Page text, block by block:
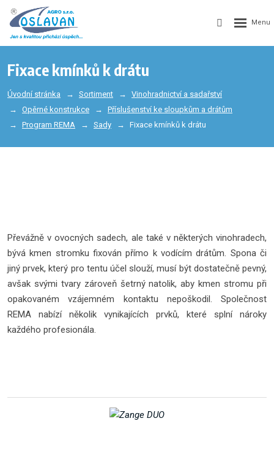
Fixace kmínků k drátu
Úvodní stránka Sortiment
Vinohradnictví a sadařství
Opěrné konstrukce
Příslušenství ke sloupkům a drátům
Program REMA
Sady Fixace kmínků k drátu
Převážně v ovocných sadech, ale také v některých vinohradech,
bývá kmen stromku fixován přímo k vodícím drátům. Spona či
jiný prvek, který pro tentu účel slouží, musí být dostatečně pevný,
avšak svými tvary zároveň šetrný natolik, aby kmen stromu při
opakovaném vzájemném kontaktu nepoškodil. Společnost
REMA nabízí několik vynikajících prvků, které splní nároky
každého profesionála.